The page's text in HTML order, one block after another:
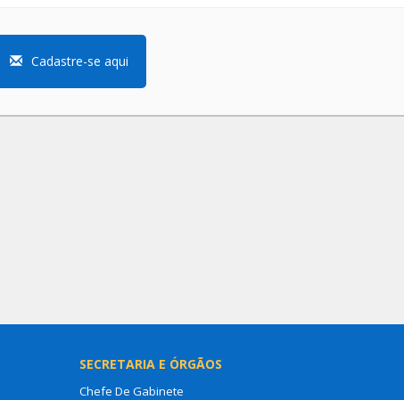
Cadastre-se aqui
SECRETARIA E ÓRGÃOS
Chefe De Gabinete